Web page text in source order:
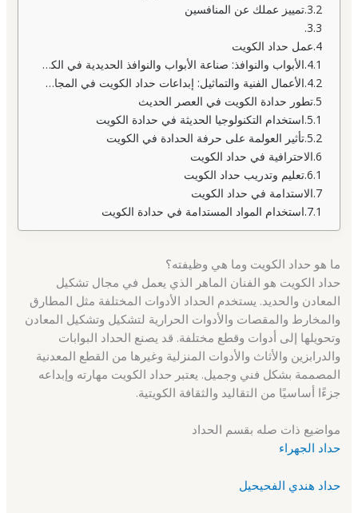
تمييز عملك عن المنافسين
عمل حداد الكويت
الأبواب والنوافذ: صناعة الأبواب والنوافذ الحديدية في الكويت
الأعمال الفنية والتماثيل: إبداعات حداد الكويت في المجال الفني
تطور حدادة الكويت في العصر الحديث
استخدام التكنولوجيا الحديثة في حدادة الكويت
تأثير العولمة على حرفة الحدادة في الكويت
الاحترافية في حداد الكويت
تعليم وتدريب حداد الكويت
الاستدامة في حداد الكويت
استخدام المواد المستدامة في حدادة الكويت
ما هو حداد الكويت وما هي وظيفته؟
حداد الكويت هو الفنان الماهر الذي يعمل في مجال تشكيل
المعادن والحديد. يستخدم الحداد الأدوات المختلفة مثل المطارق
والمخارط والمقصات والأدوات الحرارية لتشكيل وتشكيل المعادن
وتحويلها إلى أدوات وقطع مختلفة. قد يصنع الحداد البوابات
والدرابزين والأثاث والأدوات المنزلية وغيرها من القطع المعدنية
المصممة بشكل فني وجميل. يعتبر حداد الكويت مهارته وإبداعه
جزءًا أساسيًا من التقاليد والثقافة الكويتية.
مواضيع ذات صله بقسم الحداد
حداد الجهراء
حداد هندي الفحيحيل